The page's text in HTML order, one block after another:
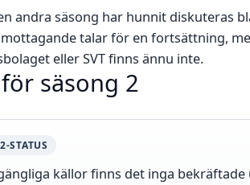
andra säsong har hunnit diskuteras
talar för en fortsättning,
eller SVT finns ännu inte.
säsong 2
STATUS
källor finns det inga